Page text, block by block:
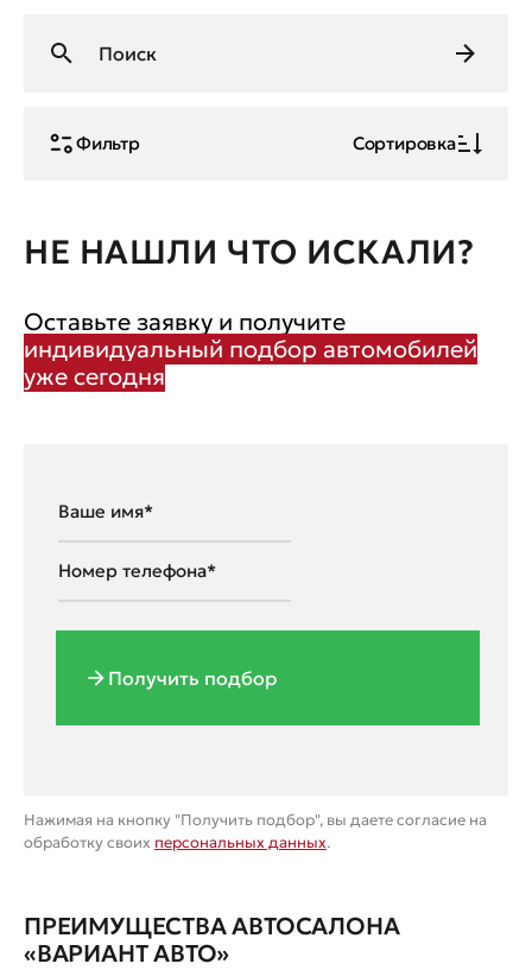
Фильтр Сортировка
НЕ НАШЛИ ЧТО ИСКАЛИ?
Оставьте заявку и получите
индивидуальный подбор автомобилей
уже сегодня
Получить подбор
Нажимая на кнопку "Получить подбор", вы даете согласие на
обработку своих персональных данных.
ПРЕИМУЩЕСТВА АВТОСАЛОНА
«ВАРИАНТ АВТО»